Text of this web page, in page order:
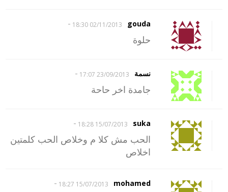
gouda
02/11/2013 18:30
-
حلوة
نسمة 23/09/2013 17:07
-
جامدة اخر حاحة
suka
15/07/2013 18:28
-
الحب مش كلا م وخلاص الحب كلمتين
اخلاص
mohamed
15/07/2013 18:27
-